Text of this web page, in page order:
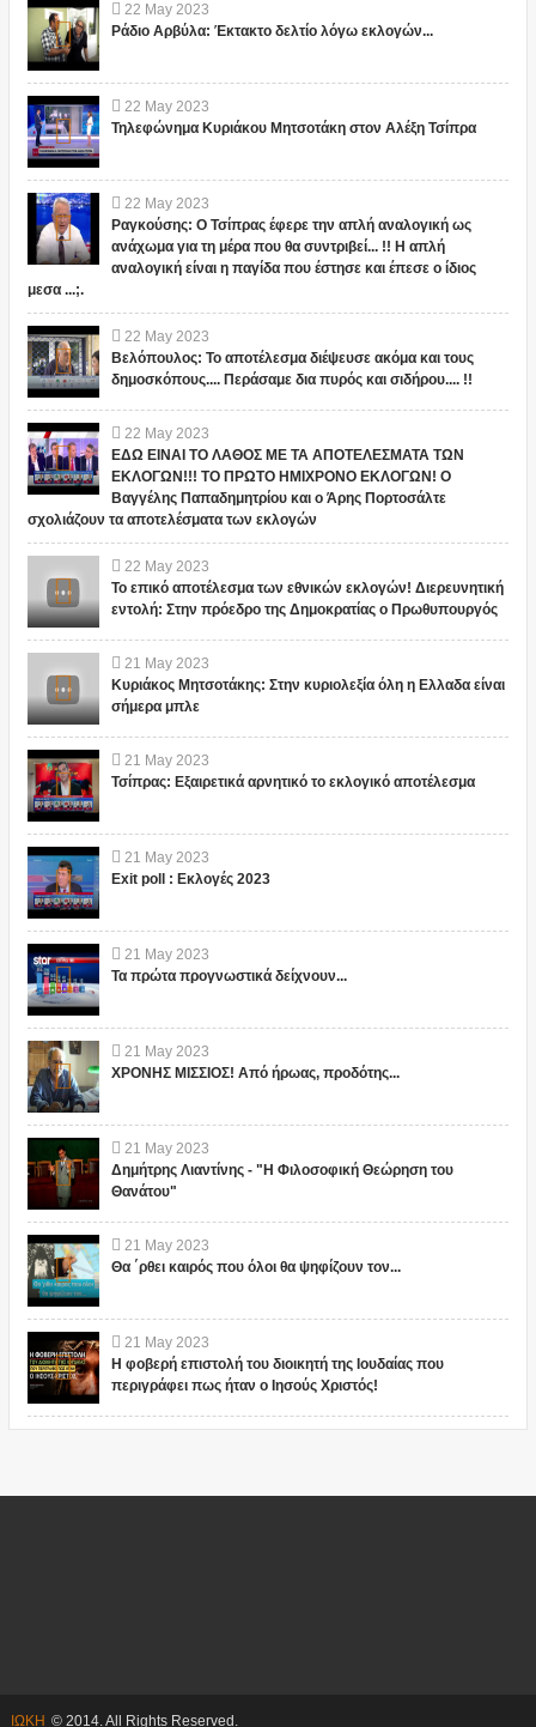
22 May 2023
Ράδιο Αρβύλα: Έκτακτο δελτίο λόγω εκλογών...
22 May 2023
Τηλεφώνημα Κυριάκου Μητσοτάκη στον Αλέξη Τσίπρα
22 May 2023
Ραγκούσης: Ο Τσίπρας έφερε την απλή αναλογική ως
ανάχωμα για τη μέρα που θα συντριβεί... !! Η απλή
αναλογική είναι η παγίδα που έστησε και έπεσε ο ίδιος
μεσα ...;.
22 May 2023
Βελόπουλος: Το αποτέλεσμα διέψευσε ακόμα και τους
δημοσκόπους.... Περάσαμε δια πυρός και σιδήρου.... !!
22 May 2023
ΕΔΩ ΕΙΝΑΙ ΤΟ ΛΑΘΟΣ ΜΕ ΤΑ ΑΠΟΤΕΛΕΣΜΑΤΑ ΤΩΝ
ΕΚΛΟΓΩΝ!!! ΤΟ ΠΡΩΤΟ ΗΜΙΧΡΟΝΟ ΕΚΛΟΓΩΝ! Ο
Βαγγέλης Παπαδημητρίου και ο Άρης Πορτοσάλτε
σχολιάζουν τα αποτελέσματα των εκλογών
22 May 2023
Το επικό αποτέλεσμα των εθνικών εκλογών! Διερευνητική
εντολή: Στην πρόεδρο της Δημοκρατίας ο Πρωθυπουργός
21 May 2023
Κυριάκος Μητσοτάκης: Στην κυριολεξία όλη η Ελλαδα είναι
σήμερα μπλε
21 May 2023
Τσίπρας: Εξαιρετικά αρνητικό το εκλογικό αποτέλεσμα
21 May 2023
Exit poll : Εκλογές 2023
21 May 2023
Τα πρώτα προγνωστικά δείχνουν...
21 May 2023
ΧΡΟΝΗΣ ΜΙΣΣΙΟΣ! Από ήρωας, προδότης...
21 May 2023
Δημήτρης Λιαντίνης - "Η Φιλοσοφική Θεώρηση του
Θανάτου"
21 May 2023
Θα ΄ρθει καιρός που όλοι θα ψηφίζουν τον...
21 May 2023
Η φοβερή επιστολή του διοικητή της Ιουδαίας που
περιγράφει πως ήταν ο Ιησούς Χριστός!
ΙΩΚΗ © 2014. All Rights Reserved.